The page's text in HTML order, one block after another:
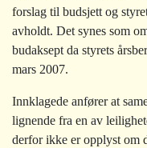
forslag til budsjett og
avholdt. Det synes som
budaksept da styrets
mars 2007.
Innklagede anfører at
lignende fra en av
derfor ikke er opplyst om